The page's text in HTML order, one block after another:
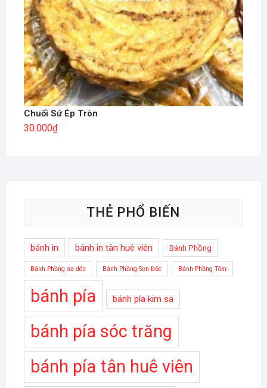
Chuối Sứ Ép Tròn
30.000₫
THẺ PHỔ BIẾN
bánh in bánh in tân huê viên Bánh Phồng
Bánh Phồng sa đéc Bánh Phồng Sơn Đốc Bánh Phồng Tôm
bánh pía bánh pía kim sa
bánh pía sóc trăng
bánh pía tân huê viên